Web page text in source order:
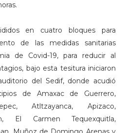
en cuatro bloques para
de las medidas sanitarias
de Covid-19, para reducir al
bajo esta tesitura iniciaron
del Sedif, donde acudió
de Amaxac de Guerrero,
Atltzayanca, Apizaco,
El Carmen Tequexquitla,